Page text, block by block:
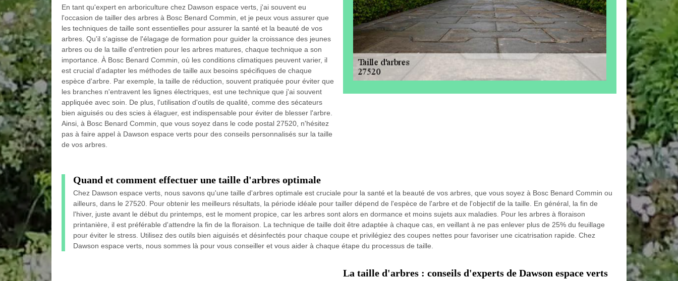
En tant qu'expert en arboriculture chez Dawson espace verts, j'ai souvent eu
l'occasion de tailler des arbres à Bosc Benard Commin, et je peux vous assurer que
les techniques de taille sont essentielles pour assurer la santé et la beauté de vos
arbres. Qu'il s'agisse de l'élagage de formation pour guider la croissance des jeunes
arbres ou de la taille d'entretien pour les arbres matures, chaque technique a son
importance. À Bosc Benard Commin, où les conditions climatiques peuvent varier, il
est crucial d'adapter les méthodes de taille aux besoins spécifiques de chaque
espèce d'arbre. Par exemple, la taille de réduction, souvent pratiquée pour éviter que
les branches n'entravent les lignes électriques, est une technique que j'ai souvent
appliquée avec soin. De plus, l'utilisation d'outils de qualité, comme des sécateurs
bien aiguisés ou des scies à élaguer, est indispensable pour éviter de blesser l'arbre.
Ainsi, à Bosc Benard Commin, que vous soyez dans le code postal 27520, n'hésitez
pas à faire appel à Dawson espace verts pour des conseils personnalisés sur la taille
de vos arbres.
Quand et comment effectuer une taille d'arbres optimale
Chez Dawson espace verts, nous savons qu'une taille d'arbres optimale est cruciale pour la santé et la beauté de vos arbres, que vous soyez à Bosc Benard Commin ou
ailleurs, dans le 27520. Pour obtenir les meilleurs résultats, la période idéale pour tailler dépend de l'espèce de l'arbre et de l'objectif de la taille. En général, la fin de
l'hiver, juste avant le début du printemps, est le moment propice, car les arbres sont alors en dormance et moins sujets aux maladies. Pour les arbres à floraison
printanière, il est préférable d'attendre la fin de la floraison. La technique de taille doit être adaptée à chaque cas, en veillant à ne pas enlever plus de 25% du feuillage
pour éviter le stress. Utilisez des outils bien aiguisés et désinfectés pour chaque coupe et privilégiez des coupes nettes pour favoriser une cicatrisation rapide. Chez
Dawson espace verts, nous sommes là pour vous conseiller et vous aider à chaque étape du processus de taille.
La taille d'arbres : conseils d'experts de Dawson espace verts